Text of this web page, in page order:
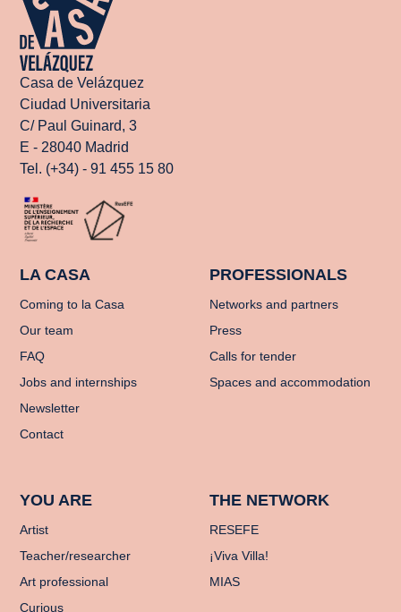
Casa de Velázquez
Ciudad Universitaria
C/ Paul Guinard, 3
E - 28040 Madrid
Tel. (+34) - 91 455 15 80
LA CASA
Coming to la Casa
Our team
FAQ
Jobs and internships
Newsletter
Contact
PROFESSIONALS
Networks and partners
Press
Calls for tender
Spaces and accommodation
YOU ARE
Artist
Teacher/researcher
Art professional
Curious
THE NETWORK
RESEFE
¡Viva Villa!
MIAS